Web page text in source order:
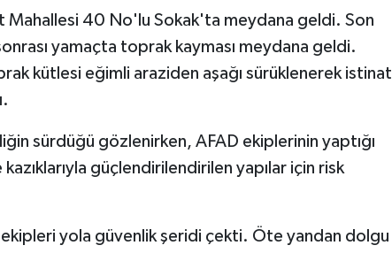
Mahallesi 40 No'lu Sokak'ta meydana geldi. Son
yamaçta toprak kayması meydana geldi.
kütlesi eğimli araziden aşağı sürüklenerek istinat
sürdüğü gözlenirken, AFAD ekiplerinin yaptığı
güçlendirilendirilen yapılar için risk
yola güvenlik şeridi çekti. Öte yandan dolgu